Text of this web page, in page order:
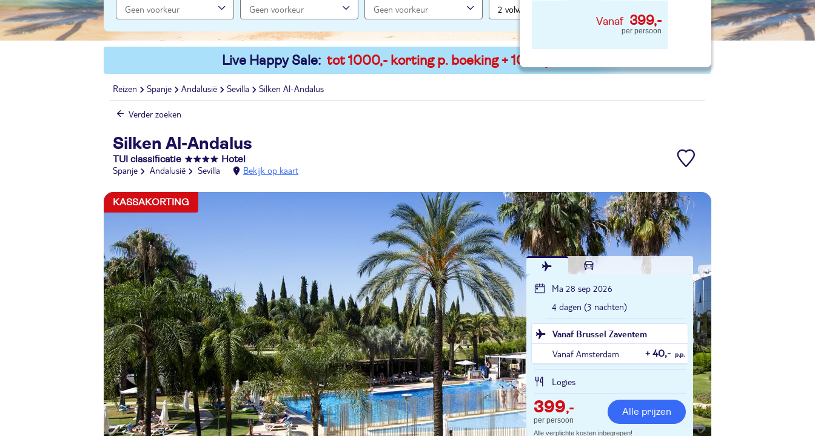
399,-
per persoon
Live Happy Sale: tot 1000,- korting p. boeking + 100,- p. kind
Reizen Spanje Andalusië Sevilla Silken Al-Andalus
Verder zoeken
Silken Al-Andalus
TUI classificatie Hotel
Spanje Andalusië Sevilla Bekijk op kaart
KASSAKORTING
Ma 28 sep 2026
4 dagen (3 nachten)
Vanaf Brussel Zaventem
Vanaf Amsterdam
+ 40,- p.p.
Logies
399,-
per persoon
Alle prijzen
Alle verplichte kosten inbegrepen!